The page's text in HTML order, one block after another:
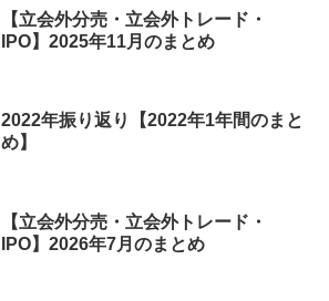
【立会外分売・立会外トレード・
IPO】2025年11月のまとめ
2022年振り返り【2022年1年間のまと
め】
【立会外分売・立会外トレード・
IPO】2026年7月のまとめ